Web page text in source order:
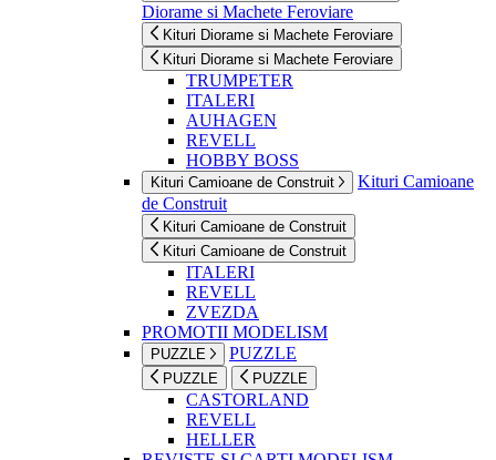
Diorame si Machete Feroviare
Kituri Diorame si Machete Feroviare
Kituri Diorame si Machete Feroviare
TRUMPETER
ITALERI
AUHAGEN
REVELL
HOBBY BOSS
Kituri Camioane de Construit
Kituri Camioane
de Construit
Kituri Camioane de Construit
Kituri Camioane de Construit
ITALERI
REVELL
ZVEZDA
PROMOTII MODELISM
PUZZLE PUZZLE
PUZZLE PUZZLE
CASTORLAND
REVELL
HELLER